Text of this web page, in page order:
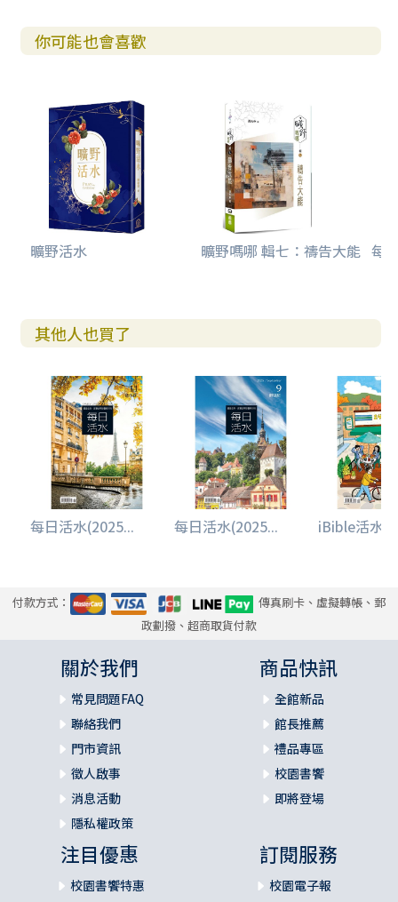
你可能也會喜歡
曠野活水 曠野嗎哪 輯七：禱告大能 每
其他人也買了
每日活水(2025... 每日活水(2025... iBible活水
付款方式：
傳真刷卡、虛擬轉帳、郵
政劃撥、超商取貨付款
關於我們
常見問題FAQ
聯絡我們
門市資訊
徵人啟事
消息活動
隱私權政策
商品快訊
全館新品
館長推薦
禮品專區
校園書饗
即將登場
注目優惠
校園書饗特惠
訂閱服務
校園電子報